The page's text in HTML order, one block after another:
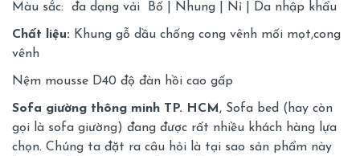
Màu sắc: đa dạng vải Bố | Nhung | Nỉ | Da nhập khẩu
Chất liệu: Khung gỗ dầu chống cong vênh mối mọt,cong
vênh
Nệm mousse D40 độ đàn hồi cao gấp
Sofa giường thông minh TP. HCM , Sofa bed (hay còn
gọi là sofa giường) đang được rất nhiều khách hàng lựa
chọn. Chúng ta đặt ra câu hỏi là tại sao sản phẩm này